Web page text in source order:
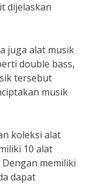
dijelaskan
juga alat musik
double bass,
tersebut
musik
koleksi alat
10 alat
memiliki
dapat